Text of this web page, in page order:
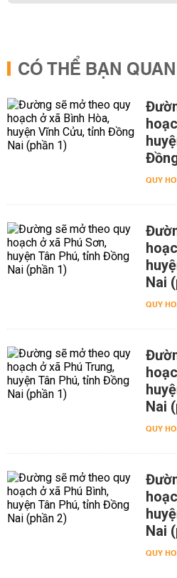
CÓ THỂ BẠN
QUY
Nai
QUY
Nai
QUY
Nai
QUY